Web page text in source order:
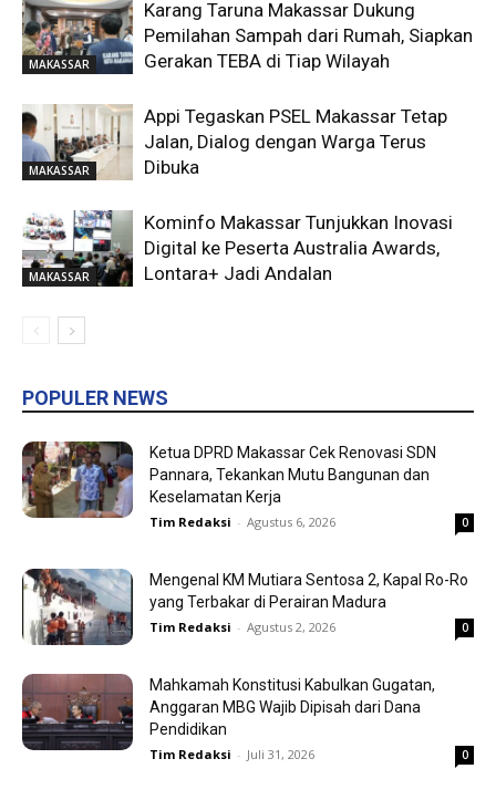
MAKASSAR
Karang Taruna Makassar Dukung
Pemilahan Sampah dari Rumah, Siapkan
Gerakan TEBA di Tiap Wilayah
MAKASSAR
Appi Tegaskan PSEL Makassar Tetap
Jalan, Dialog dengan Warga Terus
Dibuka
MAKASSAR
Kominfo Makassar Tunjukkan Inovasi
Digital ke Peserta Australia Awards,
Lontara+ Jadi Andalan
POPULER NEWS
Ketua DPRD Makassar Cek Renovasi SDN
Pannara, Tekankan Mutu Bangunan dan
Keselamatan Kerja
Tim Redaksi - Agustus 6, 2026 0
Mengenal KM Mutiara Sentosa 2, Kapal Ro-Ro
yang Terbakar di Perairan Madura
Tim Redaksi - Agustus 2, 2026 0
Mahkamah Konstitusi Kabulkan Gugatan,
Anggaran MBG Wajib Dipisah dari Dana
Pendidikan
Tim Redaksi - Juli 31, 2026 0